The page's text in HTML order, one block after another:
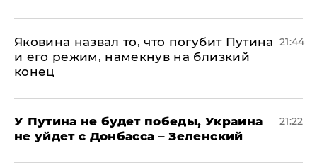
Яковина назвал то, что погубит Путина
и его режим, намекнув на близкий
конец
21:44
У Путина не будет победы, Украина
не уйдет с Донбасса – Зеленский
21:22